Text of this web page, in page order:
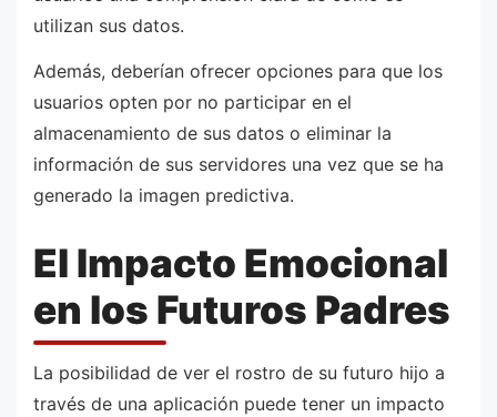
utilizan sus datos.
Además, deberían ofrecer opciones para que los
usuarios opten por no participar en el
almacenamiento de sus datos o eliminar la
información de sus servidores una vez que se ha
generado la imagen predictiva.
El Impacto Emocional
en los Futuros Padres
La posibilidad de ver el rostro de su futuro hijo a
través de una aplicación puede tener un impacto